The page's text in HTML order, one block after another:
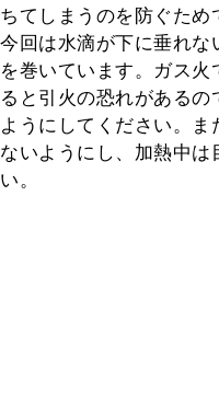
ちてしまうのを防ぐため
今回は水滴が下に垂れな
を巻いています。ガス
ると引火の恐れがある
ようにしてください。ま
ないようにし、加熱中は
い。